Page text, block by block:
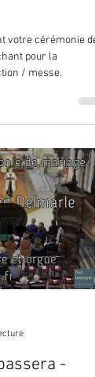
votre cérémonie de
pour la
/ messe.
-